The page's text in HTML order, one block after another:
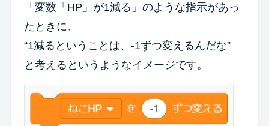
「変数「HP」が1減る」のような指示があっ
たときに、
“1減るということは、-1ずつ変えるんだな”
と考えるというようなイメージです。